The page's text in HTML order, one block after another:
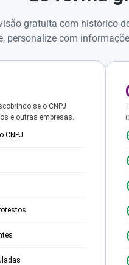
gratuita com histórico
personalize com
se o CNPJ
e outras empresas.
CNPJ